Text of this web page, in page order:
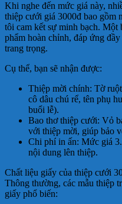
Khi nghe đến mức giá này,
thiệp cưới giá 3000đ bao gồm
tôi cam kết sự minh bạch. Một
phẩm hoàn chỉnh, đáp ứng
trang trọng.
Cụ thể, bạn sẽ nhận được:
Thiệp mời chính: Tờ
cô dâu chú rể, tên phụ
buổi lễ).
Bao thơ thiệp cưới: Vỏ
với thiệp mời, giúp bảo
Chi phí in ấn: Mức giá
nội dung lên thiệp.
Chất liệu giấy của thiệp cưới
Thông thường, các mẫu thiệp
giấy phổ biến: